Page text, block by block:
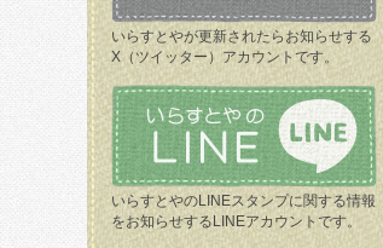
いらすとやが更新されたらお知らせする
X（ツイッター）アカウントです。
いらすとやのLINEスタンプに関する情報
をお知らせするLINEアカウントです。